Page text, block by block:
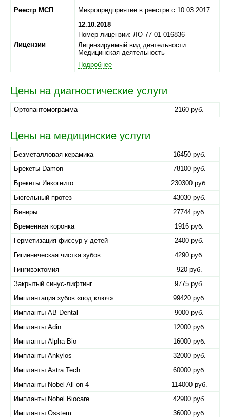
Реестр МСП
Микропредприятие в реестре с 10.03.2017
Лицензии
12.10.2018
Номер лицензии: ЛО-77-01-016836
Лицензируемый вид деятельности:
Медицинская деятельность
Подробнее
Цены на диагностические услуги
Ортопантомограмма 2160 руб.
Цены на медицинские услуги
Безметалловая керамика
16450 руб.
Брекеты Damon
78100 руб.
Брекеты Инкогнито
230300 руб.
Бюгельный протез
43030 руб.
Виниры
27744 руб.
Временная коронка
1916 руб.
Герметизация фиссур у детей
2400 руб.
Гигиеническая чистка зубов
4290 руб.
Гингивэктомия
920 руб.
Закрытый синус-лифтинг
9775 руб.
Имплантация зубов «под ключ»
99420 руб.
Импланты AB Dental
9000 руб.
Импланты Adin
12000 руб.
Импланты Alpha Bio
16000 руб.
Импланты Ankylos
32000 руб.
Импланты Astra Tech
60000 руб.
Импланты Nobel All-on-4
114000 руб.
Импланты Nobel Biocare
42900 руб.
Импланты Osstem
36000 руб.